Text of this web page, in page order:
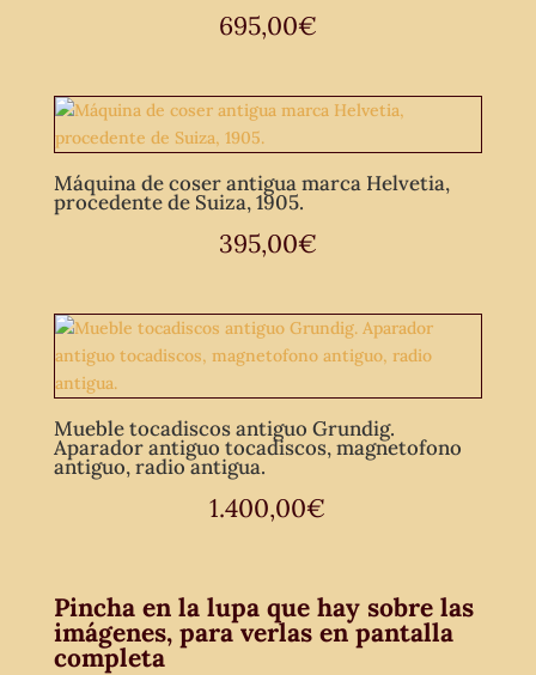
695,00€
Máquina de coser antigua marca Helvetia,
procedente de Suiza, 1905.
395,00€
Mueble tocadiscos antiguo Grundig.
Aparador antiguo tocadiscos, magnetofono
antiguo, radio antigua.
1.400,00€
Pincha en la lupa que hay sobre las
imágenes, para verlas en pantalla
completa